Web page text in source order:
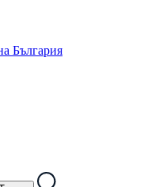
България